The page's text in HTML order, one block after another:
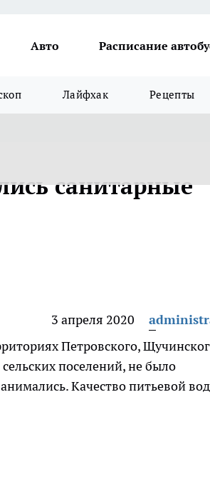
Авто Расписание
Лайфхак Рецепты
санитарные
3 апреля 2020
Петровского,
поселений, не было
Качество питьевой